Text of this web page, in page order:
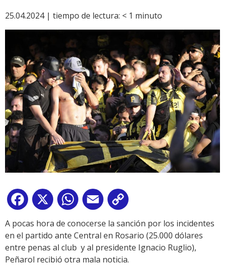
25.04.2024 | tiempo de lectura: < 1 minuto
Facebook
X WhatsApp
Email
Link
A pocas hora de conocerse la sanción por los incidentes
en el partido ante Central en Rosario (25.000 dólares
entre penas al club y al presidente Ignacio Ruglio),
Peñarol recibió otra mala noticia.